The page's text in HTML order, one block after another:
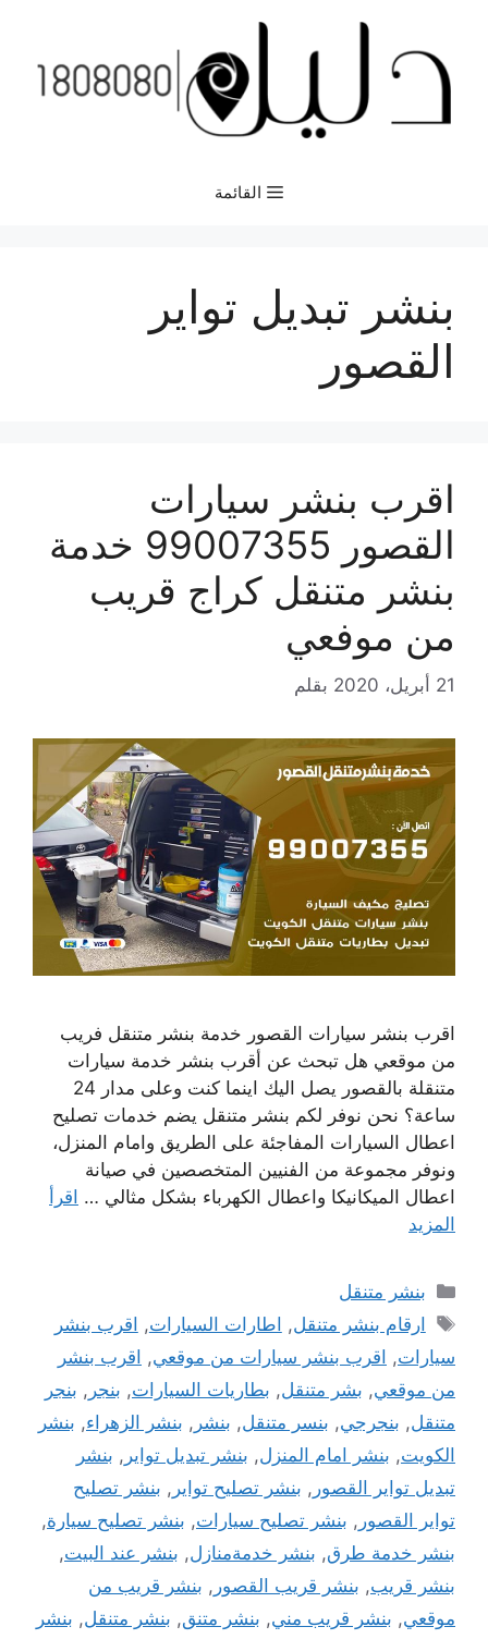
المحتوى
القائمة
بنشر تبديل تواير
القصور
اقرب بنشر سيارات
القصور 99007355 خدمة
بنشر متنقل كراج قريب
من موفعي
21 أبريل، 2020 بقلم
اقرب بنشر سيارات القصور خدمة بنشر متنقل فريب
من موقعي هل تبحث عن أقرب بنشر خدمة سيارات
متنقلة بالقصور يصل اليك اينما كنت وعلى مدار 24
ساعة؟ نحن نوفر لكم بنشر متنقل يضم خدمات تصليح
اعطال السيارات المفاجئة على الطريق وامام المنزل،
ونوفر مجموعة من الفنيين المتخصصين في صيانة
اعطال الميكانيكا واعطال الكهرباء بشكل مثالي … اقرأ
المزيد
التصنيفات
بنشر متنقل
الوسوم
ارقام بنشر متنقل, اطارات السيارات, اقرب بنشر
سيارات, اقرب بنشر سيارات من موقعي, اقرب بنشر
من موقعي, بشر متنقل, بطاريات السيارات, بنجر , بنجر
متنقل, بنجرجي, بنسر متنقل, بنشر , بنشر الزهراء, بنشر
الكويت, بنشر امام المنزل, بنشر تبديل تواير , بنشر
تبديل تواير القصور , بنشر تصليح تواير , بنشر تصليح
تواير القصور , بنشر تصليح سيارات, بنشر تصليح سيارة,
بنشر خدمة طرق, بنشر خدمةمنازل, بنشر عند البيت,
بنشر قريب, بنشر قريب القصور , بنشر قريب من
موقعي, بنشر قريب مني, بنشر متنق, بنشر متنقل, بنشر